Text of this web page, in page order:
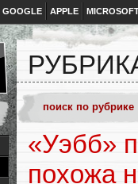
GOOGLE APPLE
«Уэбб»
похожа